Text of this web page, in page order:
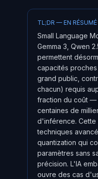
TL;DR — EN RÉSUMÉ
Small Language
Gemma 3, Qwen
permettent
capacités proches
grand public,
chacun) requis
fraction du coût —
centaines de
d'inférence.
techniques
quantization qui
paramètres sans
précision. L'IA
ouvre des cas